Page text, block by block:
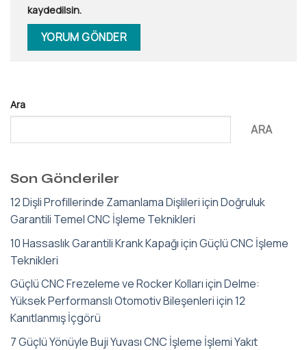
kaydedilsin.
Ara
ARA
Son Gönderiler
12 Dişli Profillerinde Zamanlama Dişlileri için Doğruluk
Garantili Temel CNC İşleme Teknikleri
10 Hassaslık Garantili Krank Kapağı için Güçlü CNC İşleme
Teknikleri
Güçlü CNC Frezeleme ve Rocker Kolları için Delme:
Yüksek Performanslı Otomotiv Bileşenleri için 12
Kanıtlanmış İçgörü
7 Güçlü Yönüyle Buji Yuvası CNC İşleme İşlemi Yakıt